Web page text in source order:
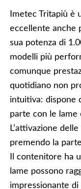
Imetec Tritapiù è
eccellente anche
sua potenza di
modelli più
comunque
quotidiano non
intuitiva: dispone
parte con le lame
L’attivazione
premendo la
Il contenitore ha
lame possono
impressionante